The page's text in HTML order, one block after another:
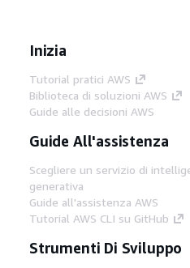
Inizia
Tutorial pratici AWS
Biblioteca di soluzioni AWS
Guide alle decisioni AWS
Guide All'assistenza
Scegliere un servizio di
generativa
Guide all'assistenza AWS
Tutorial AWS CLI su GitHub
Strumenti Di Sviluppo